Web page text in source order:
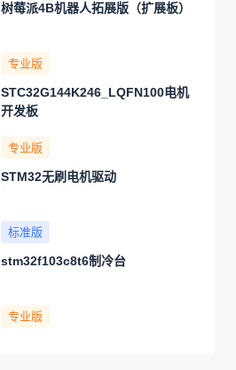
树莓派4B机器人拓展版（扩展板）
专业版
STC32G144K246_LQFN100电机
开发板
专业版
STM32无刷电机驱动
标准版
stm32f103c8t6制冷台
专业版